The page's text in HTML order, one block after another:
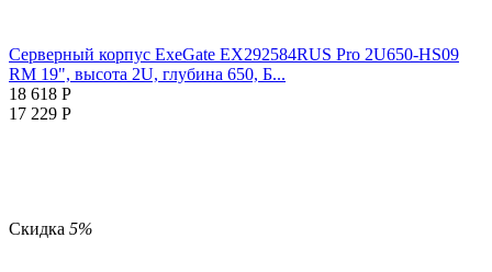
Серверный корпус ExeGate EX292584RUS Pro 2U650-HS09
RM 19", высота 2U, глубина 650, Б...
18 618 Р
17 229 Р
Скидка 5%